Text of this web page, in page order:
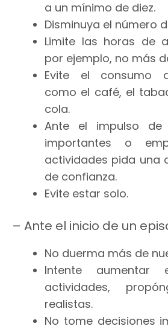
a un mínimo de diez.
Disminuya el número
Limite las horas de
por ejemplo, no más
Evite el consumo
como el café, el
cola.
Ante el impulso de
importantes o
actividades pida una
de confianza.
Evite estar solo.
– Ante el inicio de un
No duerma más de
Intente aumentar
actividades,
realistas.
No tome decisiones